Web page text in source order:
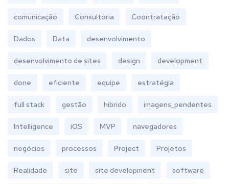
comunicação Consultoria Coontratação
Dados Data desenvolvimento
desenvolvimento de sites design development
done eficiente equipe estratégia
full stack gestão hibrido imagens_pendentes
Intelligence iOS MVP navegadores
negócios processos Project Projetos
Realidade site site development software